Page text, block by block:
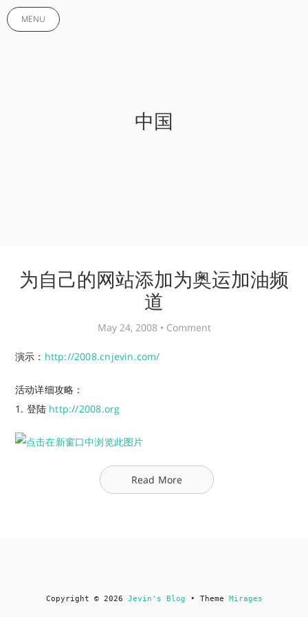
MENU
中国
为自己的网站添加为奥运加油频
道
May 24, 2008 • Comment
演示： http://2008.cnjevin.com/
活动详细攻略：
1. 登陆 http://2008.org
Read More
Copyright © 2026 Jevin's Blog • Theme Mirages